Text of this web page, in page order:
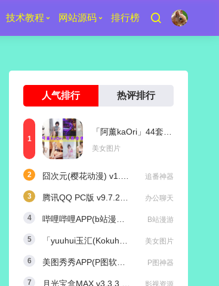
技术教程 网站源码 排行榜
人气排行 热评排行
美女图片
追番神器
办公聊天
B站漫游
美女图片
P图神器
影视资源